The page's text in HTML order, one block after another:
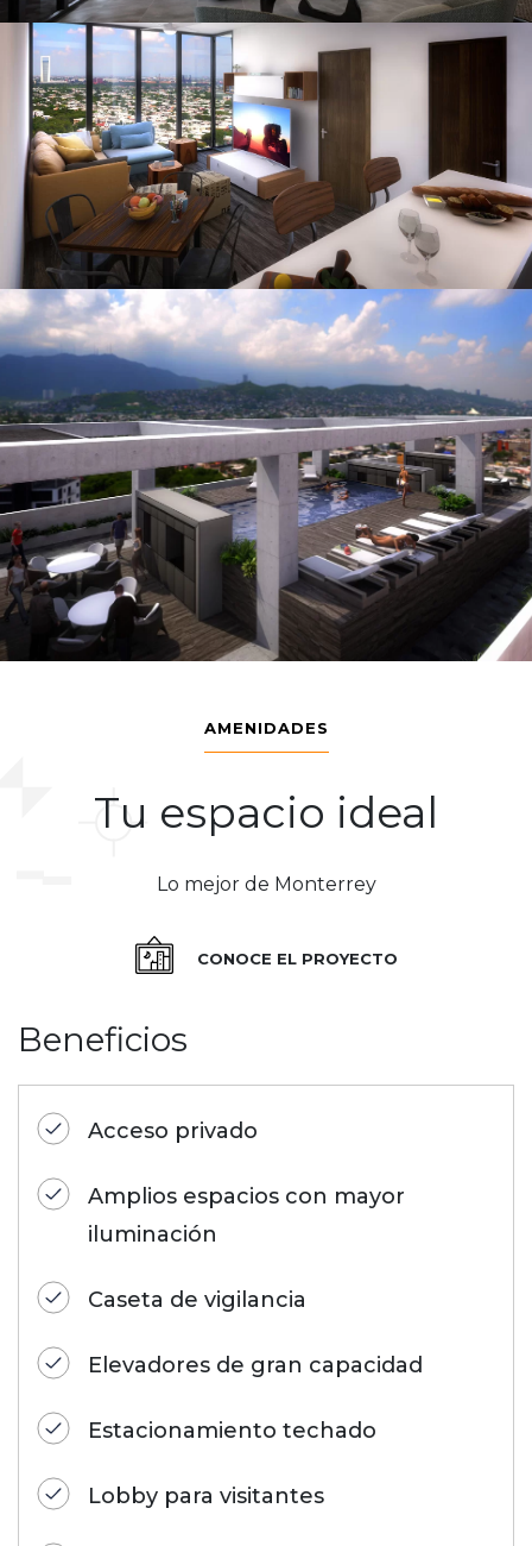
AMENIDADES
Tu espacio ideal
Lo mejor de Monterrey
CONOCE EL PROYECTO
Beneficios
Acceso privado
Amplios espacios con mayor
iluminación
Caseta de vigilancia
Elevadores de gran capacidad
Estacionamiento techado
Lobby para visitantes